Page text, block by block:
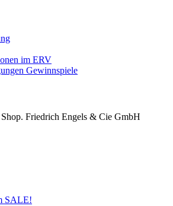
im ERV
Gewinnspiele
Friedrich Engels & Cie GmbH
SALE!